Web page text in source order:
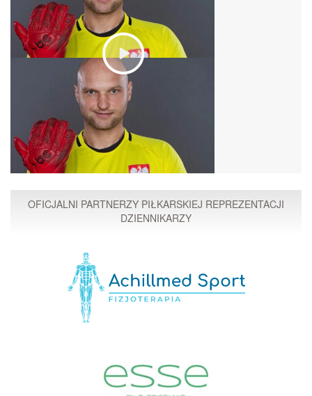
OFICJALNI PARTNERZY PIŁKARSKIEJ REPREZENTACJI
DZIENNIKARZY